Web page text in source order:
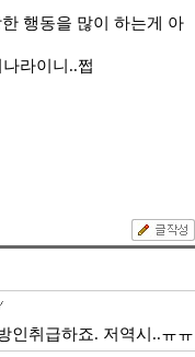
행동을 많이 하는게 아
라이니..쩝
인취급하죠. 저역시..ㅠㅠ